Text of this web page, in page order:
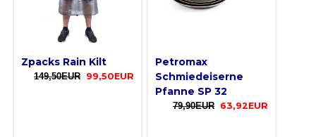
Zpacks Rain Kilt
149,50EUR 99,50EUR
Petromax
Schmiedeiserne
Pfanne SP 32
79,90EUR 63,92EUR